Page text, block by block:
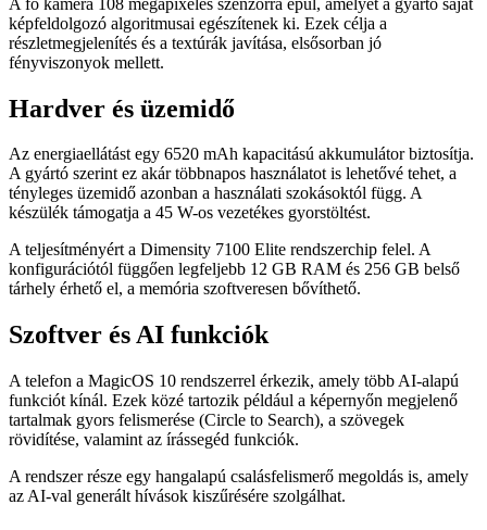
képfeldolgozó algoritmusai egészítenek ki. Ezek célja a
részletmegjelenítés és a textúrák javítása, elsősorban jó
fényviszonyok mellett.
Hardver és üzemidő
Az energiaellátást egy 6520 mAh kapacitású akkumulátor biztosítja.
A gyártó szerint ez akár többnapos használatot is lehetővé tehet, a
tényleges üzemidő azonban a használati szokásoktól függ. A
készülék támogatja a 45 W-os vezetékes gyorstöltést.
A teljesítményért a Dimensity 7100 Elite rendszerchip felel. A
konfigurációtól függően legfeljebb 12 GB RAM és 256 GB belső
tárhely érhető el, a memória szoftveresen bővíthető.
Szoftver és AI funkciók
A telefon a MagicOS 10 rendszerrel érkezik, amely több AI-alapú
funkciót kínál. Ezek közé tartozik például a képernyőn megjelenő
tartalmak gyors felismerése (Circle to Search), a szövegek
rövidítése, valamint az írássegéd funkciók.
A rendszer része egy hangalapú csalásfelismerő megoldás is, amely
az AI-val generált hívások kiszűrésére szolgálhat.